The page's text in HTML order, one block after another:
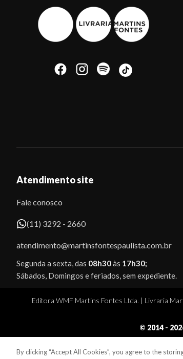
Sobe
Atendimento site
Fale conosco
(11) 3292 - 2660
atendimento@martinsfontespaulista.com.br
Segunda a sexta, das 08h30às 17h30;
Sábados, Domingos e feriados, sem expediente.
Editora WMF Martins Fontes Ltda. | Livraria
© 2014 -
By clicking “Accept All Cookies”, you agree to the